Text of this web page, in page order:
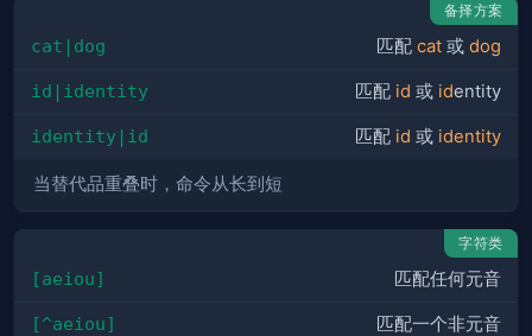
备择方案
cat|dog 匹配 cat 或 dog
id|identity 匹配 id 或 identity
identity|id 匹配 id 或 identity
当替代品重叠时，命令从长到短
字符类
[aeiou] 匹配任何元音
[^aeiou] 匹配一个非元音